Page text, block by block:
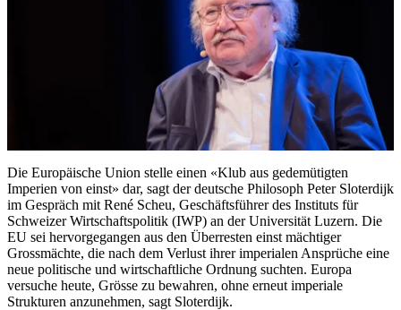
Die Europäische Union stelle einen «Klub aus gedemütigten
Imperien von einst» dar, sagt der deutsche Philosoph Peter Sloterdijk
im Gespräch mit René Scheu, Geschäftsführer des Instituts für
Schweizer Wirtschaftspolitik (IWP) an der Universität Luzern. Die
EU sei hervorgegangen aus den Überresten einst mächtiger
Grossmächte, die nach dem Verlust ihrer imperialen Ansprüche eine
neue politische und wirtschaftliche Ordnung suchten. Europa
versuche heute, Grösse zu bewahren, ohne erneut imperiale
Strukturen anzunehmen, sagt Sloterdijk.